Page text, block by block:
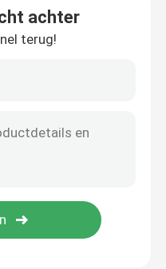
achter
terug!